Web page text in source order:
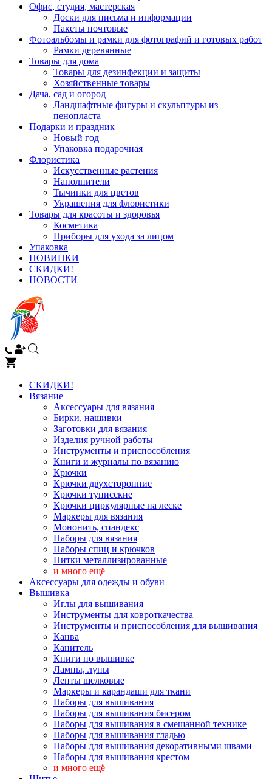
Офис, студия, мастерская
Доски для письма и информации
Пакеты почтовые
Фотоальбомы и рамки для фотографий и готовых работ
Рамки деревянные
Товары для дома
Товары для дезинфекции и защиты
Хозяйственные товары
Дача, сад и огород
Ландшафтные фигуры и скульптуры из
пенопласта
Подарки и праздник
Новый год
Упаковка подарочная
Флористика
Искусственные растения
Наполнители
Тычинки для цветов
Украшения для флористики
Товары для красоты и здоровья
Косметика
Приборы для ухода за лицом
Упаковка
НОВИНКИ
СКИДКИ!
НОВОСТИ
СКИДКИ!
Вязание
Аксессуары для вязания
Бирки, нашивки
Заготовки для вязания
Изделия ручной работы
Инструменты и приспособления
Книги и журналы по вязанию
Крючки
Крючки двухсторонние
Крючки тунисские
Крючки циркулярные на леске
Маркеры для вязания
Мононить, спандекс
Наборы для вязания
Наборы спиц и крючков
Нитки металлизированные
и много ещё
Аксессуары для одежды и обуви
Вышивка
Иглы для вышивания
Инструменты для ковроткачества
Инструменты и приспособления для вышивания
Канва
Канитель
Книги по вышивке
Лампы, лупы
Ленты шелковые
Маркеры и карандаши для ткани
Наборы для вышивания
Наборы для вышивания бисером
Наборы для вышивания в смешанной технике
Наборы для вышивания гладью
Наборы для вышивания декоративными швами
Наборы для вышивания крестом
и много ещё